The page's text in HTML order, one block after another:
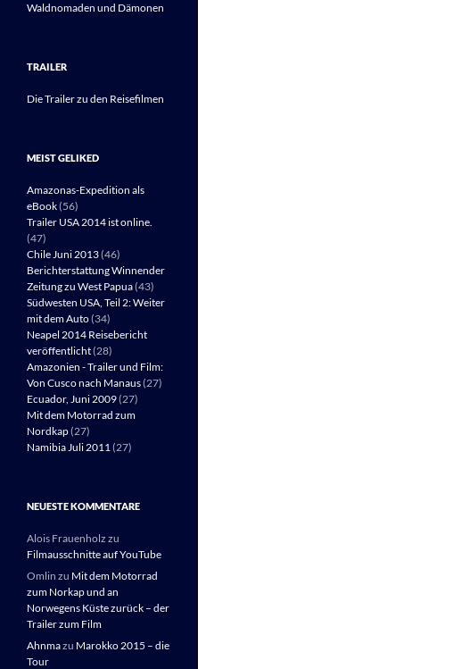
Waldnomaden und Dämonen
TRAILER
Die Trailer zu den Reisefilmen
MEIST GELIKED
Amazonas-Expedition als
eBook(56)
Trailer USA 2014 ist online.
(47)
Chile Juni 2013(46)
Berichterstattung Winnender
Zeitung zu West Papua(43)
Südwesten USA, Teil 2: Weiter
mit dem Auto(34)
Neapel 2014 Reisebericht
veröffentlicht(28)
Amazonien - Trailer und Film:
Von Cusco nach Manaus(27)
Ecuador, Juni 2009(27)
Mit dem Motorrad zum
Nordkap(27)
Namibia Juli 2011(27)
NEUESTE KOMMENTARE
Alois Frauenholz zu
Filmausschnitte auf YouTube
Omlin zu Mit dem Motorrad
zum Norkap und an
Norwegens Küste zurück – der
Trailer zum Film
Ahnmazu Marokko 2015 – die
Tour